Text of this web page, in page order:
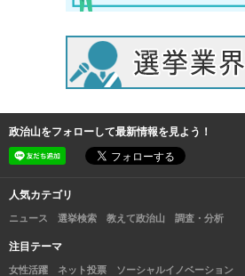
政治山をフォローして最新情報を見よう！
人気カテゴリ
ニュース 選挙検索 教えて政治山 調査・分析
注目テーマ
女性活躍 ネット投票 ソーシャルイノベーション